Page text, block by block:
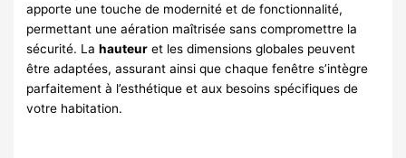
apporte une touche de modernité et de fonctionnalité,
permettant une aération maîtrisée sans compromettre la
sécurité. Lahauteur et les dimensions globales peuvent
être adaptées, assurant ainsi que chaque fenêtre s’intègre
parfaitement à l’esthétique et aux besoins spécifiques de
votre habitation.